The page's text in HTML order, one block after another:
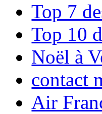
Top 7
Top 10
Noël à
contact
Air